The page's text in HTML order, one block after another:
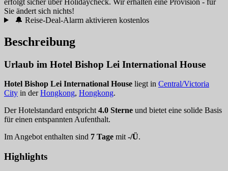
Sie ändert sich nichts!
🔔 Reise-Deal-Alarm aktivieren kostenlos
Beschreibung
Urlaub im Hotel Bishop Lei International House
Hotel Bishop Lei International House liegt in Central/Victoria
City in derHongkong, Hongkong.
Der Hotelstandard entspricht 4.0 Sterne und bietet eine solide Basis
für einen entspannten Aufenthalt.
Im Angebot enthalten sind 7 Tage mit -/Ü.
Highlights